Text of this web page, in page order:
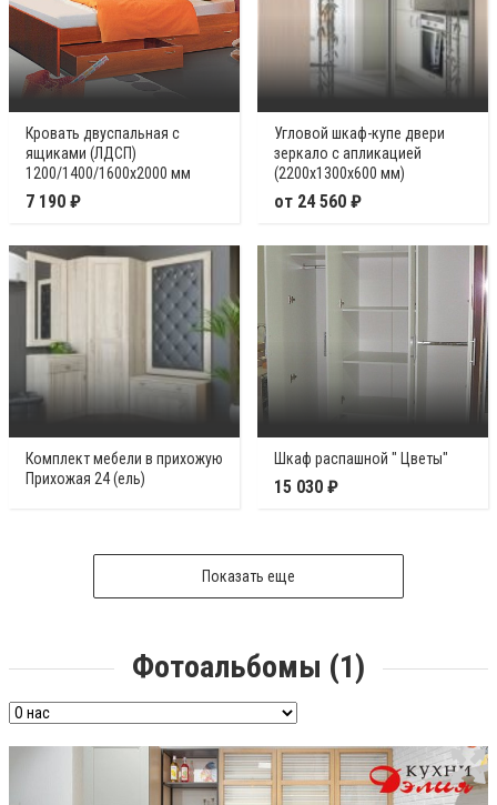
Кровать двуспальная с
ящиками (ЛДСП)
1200/1400/1600х2000 мм
7 190 ₽
Угловой шкаф-купе двери
зеркало с апликацией
(2200х1300х600 мм)
от 24 560 ₽
Комплект мебели в прихожую
Прихожая 24 (ель)
Шкаф распашной " Цветы"
15 030 ₽
Показать еще
Фотоальбомы (1)